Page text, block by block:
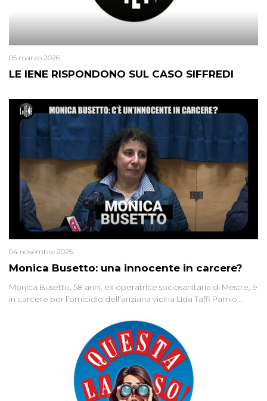
LE IENE RISPONDONO SUL CASO SIFFREDI
05 marzo 2026
Monica Busetto: una innocente in carcere?
04 novembre 2025
Monica Busetto, 58 anni, ex operatrice sociosanitaria di Mestre, è
in carcere per l’omicidio dell’anziana vicina Lida Taffi Pamio,
minuscola su una collanina, Monica si proclama innocente. Nel
2015 un’altra donna confessa lo stesso delitto, poi ritratta. Due
colpevoli per un solo omicidio: errore giudiziario o giustizia